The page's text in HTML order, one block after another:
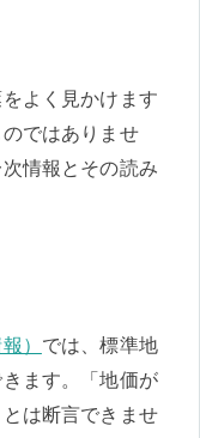
よく見かけます
ではありませ
情報とその読み
） では、標準地
ます。「地価が
は断言できませ